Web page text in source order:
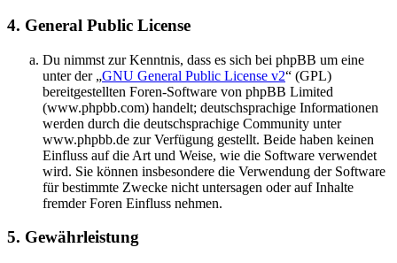
4. General Public License
Du nimmst zur Kenntnis, dass es sich bei phpBB um eine
unter der „GNU General Public License v2“ (GPL)
bereitgestellten Foren-Software von phpBB Limited
(www.phpbb.com) handelt; deutschsprachige Informationen
werden durch die deutschsprachige Community unter
www.phpbb.de zur Verfügung gestellt. Beide haben keinen
Einfluss auf die Art und Weise, wie die Software verwendet
wird. Sie können insbesondere die Verwendung der Software
für bestimmte Zwecke nicht untersagen oder auf Inhalte
fremder Foren Einfluss nehmen.
5. Gewährleistung